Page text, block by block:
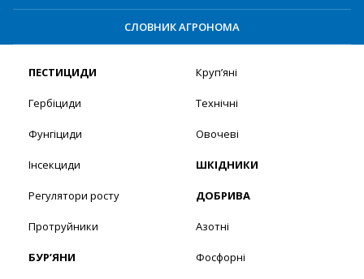
СЛОВНИК АГРОНОМА
ПЕСТИЦИДИ
Гербіциди
Фунгіциди
Інсекциди
Регулятори росту
Протруйники
БУР’ЯНИ
Круп’яні
Технічні
Овочеві
ШКІДНИКИ
ДОБРИВА
Азотні
Фосфорні